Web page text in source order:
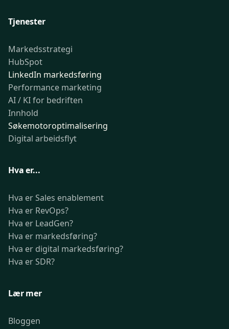
Tjenester
Markedsstrategi
HubSpot
LinkedIn markedsføring
Performance marketing
AI / KI for bedriften
Innhold
Søkemotoroptimalisering
Digital arbeidsflyt
Hva er...
Hva er Sales enablement
Hva er RevOps?
Hva er LeadGen?
Hva er markedsføring?
Hva er digital markedsføring?
Hva er SDR?
Lær mer
Bloggen